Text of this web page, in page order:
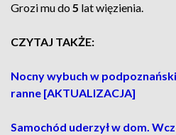
Grozi mu do 5 lat więzienia.
CZYTAJ TAKŻE:
Nocny wybuch w
ranne [AKTUALIZACJA]
Samochód uderzył w dom.